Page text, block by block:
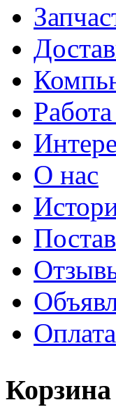
О нас
Оплата
Корзина